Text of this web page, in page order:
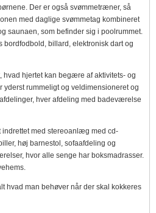
Der er også svømmetræner, så
med daglige svømmetag kombineret
saunaen, som befinder sig i poolrummet.
bordfodbold, billard, elektronisk dart og
hvad hjertet kan begære af aktivitets- og
yderst rummeligt og veldimensioneret og
hver afdeling med badeværelse
med stereoanlæg med cd-
høj barnestol, sofaafdeling og
hvor alle senge har boksmadrasser.
hvad man behøver når der skal kokkeres